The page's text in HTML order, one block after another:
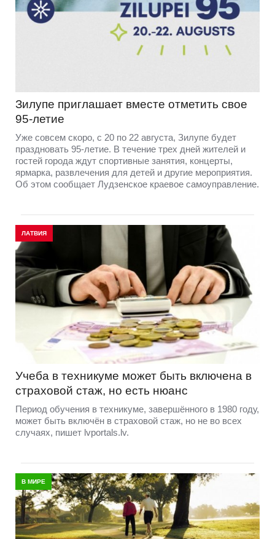
Зилупе приглашает вместе отметить свое
95-летие
Уже совсем скоро, с 20 по 22 августа, Зилупе будет
праздновать 95-летие. В течение трех дней жителей и
гостей города ждут спортивные занятия, концерты,
ярмарка, развлечения для детей и другие мероприятия.
Об этом сообщает Лудзенское краевое самоуправление.
ЛАТВИЯ
Учеба в техникуме может быть включена в
страховой стаж, но есть нюанс
Период обучения в техникуме, завершённого в 1980 году,
может быть включён в страховой стаж, но не во всех
случаях, пишет lvportals.lv.
В МИРЕ